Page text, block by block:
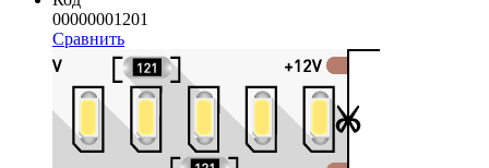
00000001201
Сравнить